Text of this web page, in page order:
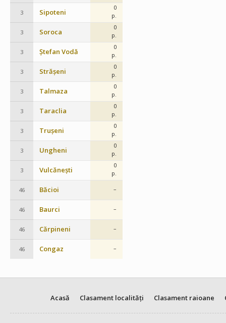
3 Sipoteni
0
p.
3 Soroca
0
p.
3 Ștefan Vodă
0
p.
3 Strășeni
0
p.
3 Talmaza
0
p.
3 Taraclia
0
p.
3 Trușeni
0
p.
3 Ungheni
0
p.
3 Vulcănești
0
p.
46 Băcioi –
46 Baurci –
46 Cărpineni –
46 Congaz –
Acasă Clasament localități Clasament raioane